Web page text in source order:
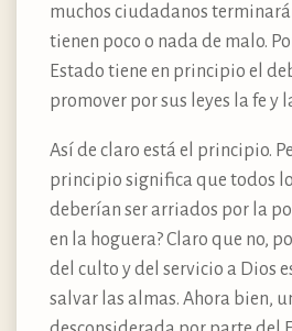
muchos ciudadanos
tienen poco o nada de malo.
Estado tiene en principio el
promover por sus leyes la fe y
Así de claro está el principio.
principio significa que todos
deberían ser arriados por la
en la hoguera? Claro que no,
del culto y del servicio a Dios
salvar las almas. Ahora bien,